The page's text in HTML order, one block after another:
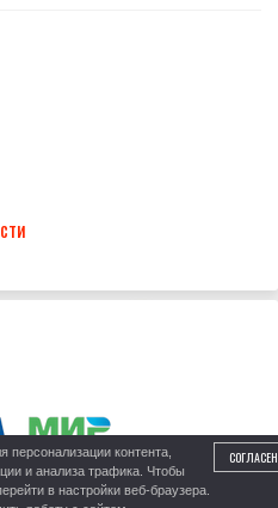
8 (999) 317-52-52
контента,
и анализа трафика. Чтобы
в настройки веб-браузера.
СОГЛАСЕН